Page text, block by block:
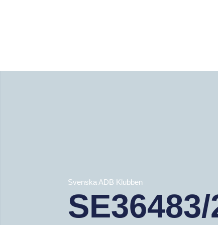
Svenska ADB Klubben